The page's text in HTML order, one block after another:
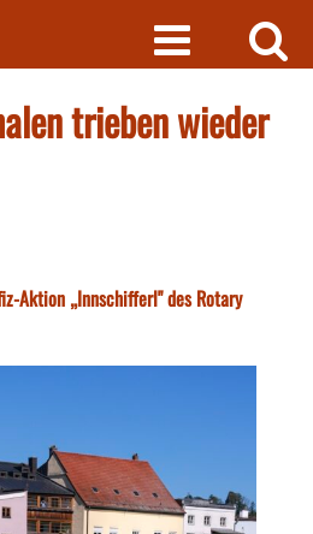
trieben wieder
Aktion „Innschifferl" des Rotary